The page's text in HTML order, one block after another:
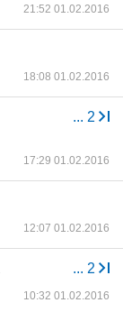
21:52 01.02.2016
18:08 01.02.2016
... 2
17:29 01.02.2016
12:07 01.02.2016
... 2
10:32 01.02.2016